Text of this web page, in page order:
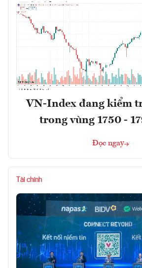
VN-Index đang kiểm
trong vùng 1750 -
Đọc ngay
Tài chính